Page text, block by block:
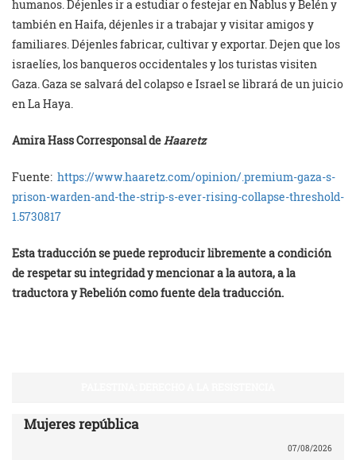
humanos. Déjenles ir a estudiar o festejar en Nablus y Belén y
también en Haifa, déjenles ir a trabajar y visitar amigos y
familiares. Déjenles fabricar, cultivar y exportar. Dejen que los
israelíes, los banqueros occidentales y los turistas visiten
Gaza. Gaza se salvará del colapso e Israel se librará de un juicio
en La Haya.
Amira Hass Corresponsal deHaaretz
Fuente: https://www.haaretz.com/opinion/.premium-gaza-s-
prison-warden-and-the-strip-s-ever-rising-collapse-threshold-
1.5730817
Esta traducción se puede reproducir libremente a condición
de respetar su integridad y mencionar a la autora, a la
traductora y Rebelión como fuente dela traducción.
Mujeres república
07/08/2026